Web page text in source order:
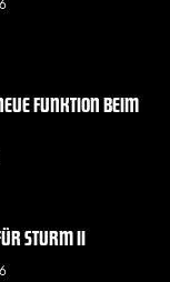
FUNKTION BEIM
STURM II